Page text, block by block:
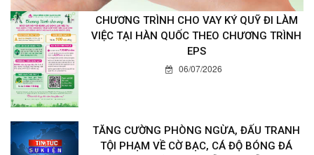
CHƯƠNG TRÌNH CHO VAY KÝ QUỸ ĐI LÀM
VIỆC TẠI HÀN QUỐC THEO CHƯƠNG TRÌNH
EPS
06/07/2026
TĂNG CƯỜNG PHÒNG NGỪA, ĐẤU TRANH
TỘI PHẠM VỀ CỜ BẠC, CÁ ĐỘ BÓNG ĐÁ